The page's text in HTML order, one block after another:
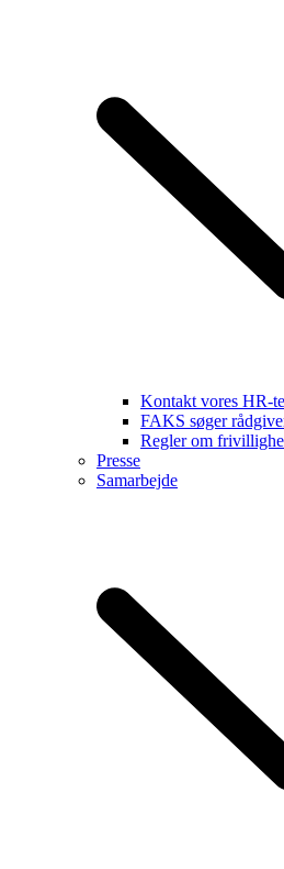
Kontakt vores HR-
FAKS søger
Regler om
Presse
Samarbejde